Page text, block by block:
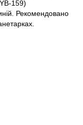
159)
Рекомендовано